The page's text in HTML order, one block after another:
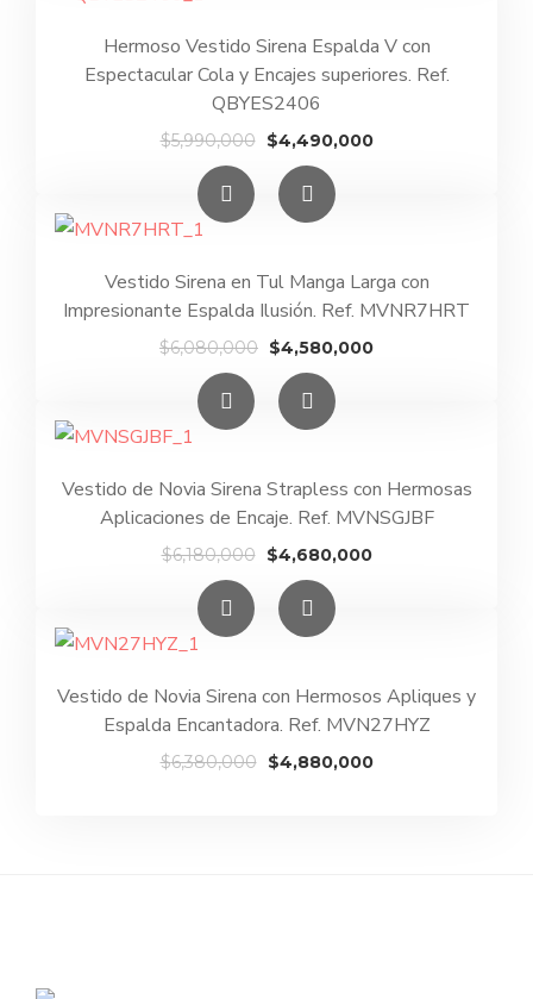
Hermoso Vestido Sirena Espalda V con
Espectacular Cola y Encajes superiores. Ref.
QBYES2406
$5,990,000 El
precio
original
era:
$4,490,000El
Vestido Sirena en Tul Manga Larga con
Impresionante Espalda Ilusión. Ref. MVNR7HRT
$6,080,000 El
precio
original
era:
$4,580,000El
Vestido de Novia Sirena Strapless con Hermosas
Aplicaciones de Encaje. Ref. MVNSGJBF
$6,180,000 El
precio
original
era:
$4,680,000El
Vestido de Novia Sirena con Hermosos Apliques y
Espalda Encantadora. Ref. MVN27HYZ
$6,380,000 El
$4,880,000El